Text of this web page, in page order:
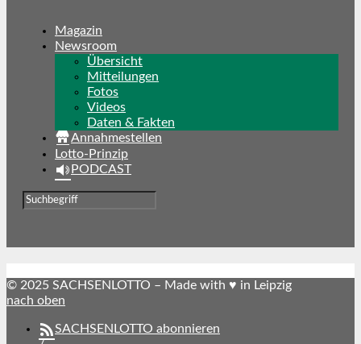
Magazin
Newsroom
Übersicht
Mitteilungen
Fotos
Videos
Daten & Fakten
Annahmestellen
Lotto-Prinzip
PODCAST
© 2025 SACHSENLOTTO – Made with ♥ in Leipzig
nach oben
SACHSENLOTTO abonnieren